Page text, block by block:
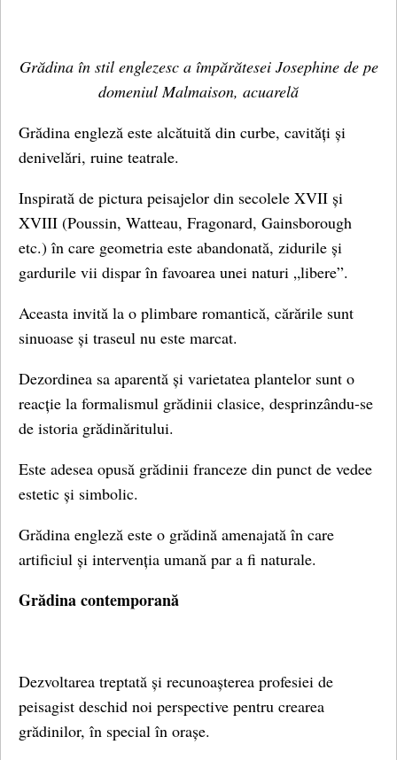
Grădina în stil englezesc a împărătesei Josephine de pe
domeniul Malmaison, acuarelă
Grădina engleză este alcătuită din curbe, cavități și
denivelări, ruine teatrale.
Inspirată de pictura peisajelor din secolele XVII și
XVIII (Poussin, Watteau, Fragonard, Gainsborough
etc.) în care geometria este abandonată, zidurile și
gardurile vii dispar în favoarea unei naturi „libere”.
Aceasta invită la o plimbare romantică, cărările sunt
sinuoase și traseul nu este marcat.
Dezordinea sa aparentă și varietatea plantelor sunt o
reacție la formalismul grădinii clasice, desprinzându-se
de istoria grădinăritului.
Este adesea opusă grădinii franceze din punct de vedee
estetic și simbolic.
Grădina engleză este o grădină amenajată în care
artificiul și intervenția umană par a fi naturale.
Grădina contemporană
Dezvoltarea treptată și recunoașterea profesiei de
peisagist deschid noi perspective pentru crearea
grădinilor, în special în orașe.